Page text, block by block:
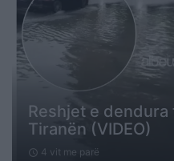
Reshjet e
Tiranën (VIDEO)
schedule 4 vit me parë